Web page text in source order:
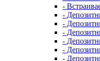
-
-
-
-
-
-
-